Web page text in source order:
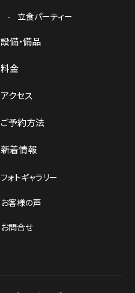
立食パーティー
設備・備品
料金
アクセス
ご予約方法
新着情報
フォトギャラリー
お客様の声
お問合せ